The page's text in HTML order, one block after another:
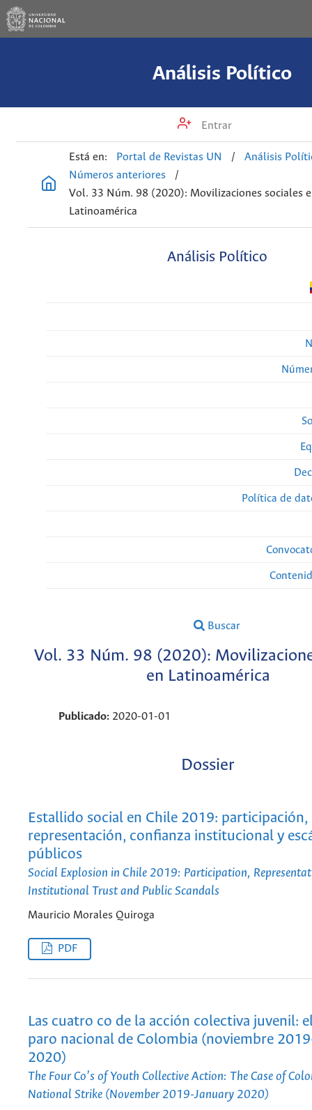
Análisis Político
Entrar
Está en: Portal de Revistas UN /
Análisis
Números anteriores
/
Vol. 33 Núm. 98 (2020): Movilizaciones sociales
Latinoamérica
Análisis Político
Política de
Buscar
Vol. 33 Núm. 98 (2020):
en Latinoamérica
Publicado: 2020-01-01
Dossier
Estallido social en Chile 2019: participación,
representación, confianza institucional y
públicos
Social Explosion in Chile 2019: Participation,
Institutional Trust and Public Scandals
Mauricio Morales Quiroga
PDF
Las cuatro co de la acción colectiva juvenil:
paro nacional de Colombia (noviembre
2020)
The Four Co’s of Youth Collective Action: The Case of
National Strike (November 2019-January 2020)